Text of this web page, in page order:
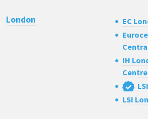
London
EC
IH
Centre
LSI